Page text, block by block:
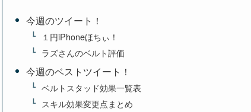
今週のツイート！
１円iPhoneほちぃ！
ラズさんのベルト評価
今週のベストツイート！
ベルトスタッド効果一覧表
スキル効果変更点まとめ